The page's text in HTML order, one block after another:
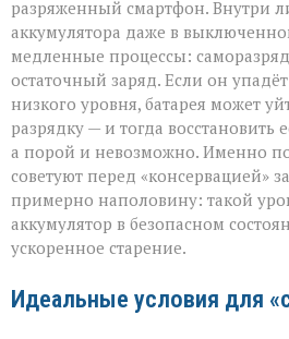
разряженный смартфон. Внутри
аккумулятора даже в
медленные процессы:
остаточный заряд. Если он
низкого уровня, батарея может
разрядку — и тогда восстановить
а порой и невозможно. Именно
советуют перед «консервацией»
примерно наполовину: такой
аккумулятор в безопасном
ускоренное старение.
Идеальные условия для